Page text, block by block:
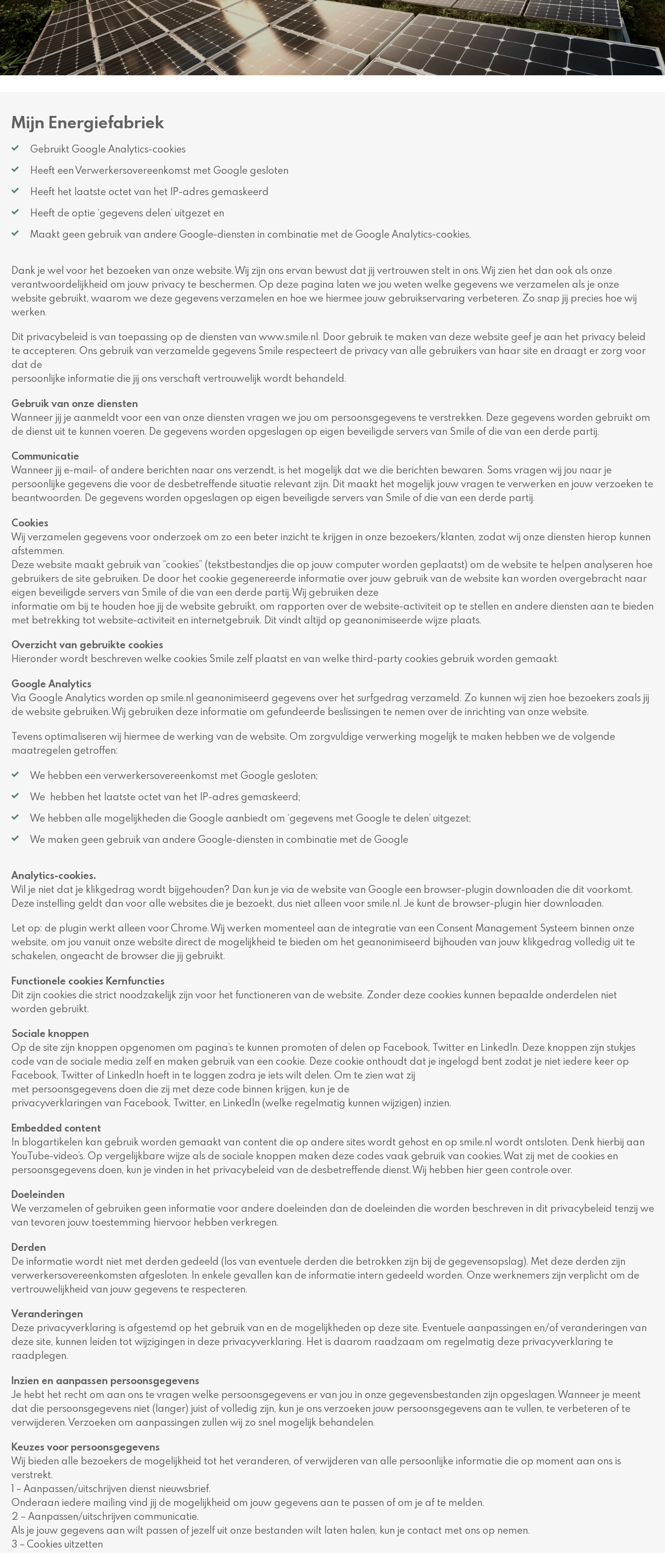
Mijn Energiefabriek
Gebruikt Google Analytics-cookies
Heeft een Verwerkersovereenkomst met Google gesloten
Heeft het laatste octet van het IP-adres gemaskeerd
Heeft de optie ‘gegevens delen’ uitgezet en
Maakt geen gebruik van andere Google-diensten in combinatie met de Google Analytics-cookies.
Dank je wel voor het bezoeken van onze website. Wij zijn ons ervan bewust dat jij vertrouwen stelt in ons. Wij zien het dan ook als onze
verantwoordelijkheid om jouw privacy te beschermen. Op deze pagina laten we jou weten welke gegevens we verzamelen als je onze
website gebruikt, waarom we deze gegevens verzamelen en hoe we hiermee jouw gebruikservaring verbeteren. Zo snap jij precies hoe wij
werken.
Dit privacybeleid is van toepassing op de diensten van www.smile.nl. Door gebruik te maken van deze website geef je aan het privacy beleid
te accepteren. Ons gebruik van verzamelde gegevens Smile respecteert de privacy van alle gebruikers van haar site en draagt er zorg voor
dat de
persoonlijke informatie die jij ons verschaft vertrouwelijk wordt behandeld.
Gebruik van onze diensten
Wanneer jij je aanmeldt voor een van onze diensten vragen we jou om persoonsgegevens te verstrekken. Deze gegevens worden gebruikt om
de dienst uit te kunnen voeren. De gegevens worden opgeslagen op eigen beveiligde servers van Smile of die van een derde partij.
Communicatie
Wanneer jij e-mail- of andere berichten naar ons verzendt, is het mogelijk dat we die berichten bewaren. Soms vragen wij jou naar je
persoonlijke gegevens die voor de desbetreffende situatie relevant zijn. Dit maakt het mogelijk jouw vragen te verwerken en jouw verzoeken te
beantwoorden. De gegevens worden opgeslagen op eigen beveiligde servers van Smile of die van een derde partij.
Cookies
Wij verzamelen gegevens voor onderzoek om zo een beter inzicht te krijgen in onze bezoekers/klanten, zodat wij onze diensten hierop kunnen
afstemmen.
Deze website maakt gebruik van “cookies” (tekstbestandjes die op jouw computer worden geplaatst) om de website te helpen analyseren hoe
gebruikers de site gebruiken. De door het cookie gegenereerde informatie over jouw gebruik van de website kan worden overgebracht naar
eigen beveiligde servers van Smile of die van een derde partij. Wij gebruiken deze
informatie om bij te houden hoe jij de website gebruikt, om rapporten over de website-activiteit op te stellen en andere diensten aan te bieden
met betrekking tot website-activiteit en internetgebruik. Dit vindt altijd op geanonimiseerde wijze plaats.
Overzicht van gebruikte cookies
Hieronder wordt beschreven welke cookies Smile zelf plaatst en van welke third-party cookies gebruik worden gemaakt.
Google Analytics
Via Google Analytics worden op smile.nl geanonimiseerd gegevens over het surfgedrag verzameld. Zo kunnen wij zien hoe bezoekers zoals jij
de website gebruiken. Wij gebruiken deze informatie om gefundeerde beslissingen te nemen over de inrichting van onze website.
Tevens optimaliseren wij hiermee de werking van de website. Om zorgvuldige verwerking mogelijk te maken hebben we de volgende
maatregelen getroffen:
We hebben een verwerkersovereenkomst met Google gesloten;
We hebben het laatste octet van het IP-adres gemaskeerd;
We hebben alle mogelijkheden die Google aanbiedt om ‘gegevens met Google te delen’ uitgezet;
We maken geen gebruik van andere Google-diensten in combinatie met de Google
Analytics-cookies.
Wil je niet dat je klikgedrag wordt bijgehouden? Dan kun je via de website van Google een browser-plugin downloaden die dit voorkomt.
Deze instelling geldt dan voor alle websites die je bezoekt, dus niet alleen voor smile.nl. Je kunt de browser-plugin hier downloaden.
Let op: de plugin werkt alleen voor Chrome. Wij werken momenteel aan de integratie van een Consent Management Systeem binnen onze
website, om jou vanuit onze website direct de mogelijkheid te bieden om het geanonimiseerd bijhouden van jouw klikgedrag volledig uit te
schakelen, ongeacht de browser die jij gebruikt.
Functionele cookies Kernfuncties
Dit zijn cookies die strict noodzakelijk zijn voor het functioneren van de website. Zonder deze cookies kunnen bepaalde onderdelen niet
worden gebruikt.
Sociale knoppen
Op de site zijn knoppen opgenomen om pagina’s te kunnen promoten of delen op Facebook, Twitter en LinkedIn. Deze knoppen zijn stukjes
code van de sociale media zelf en maken gebruik van een cookie. Deze cookie onthoudt dat je ingelogd bent zodat je niet iedere keer op
Facebook, Twitter of LinkedIn hoeft in te loggen zodra je iets wilt delen. Om te zien wat zij
met persoonsgegevens doen die zij met deze code binnen krijgen, kun je de
privacyverklaringen van Facebook, Twitter, en LinkedIn (welke regelmatig kunnen wijzigen) inzien.
Embedded content
In blogartikelen kan gebruik worden gemaakt van content die op andere sites wordt gehost en op smile.nl wordt ontsloten. Denk hierbij aan
YouTube-video’s. Op vergelijkbare wijze als de sociale knoppen maken deze codes vaak gebruik van cookies. Wat zij met de cookies en
persoonsgegevens doen, kun je vinden in het privacybeleid van de desbetreffende dienst. Wij hebben hier geen controle over.
Doeleinden
We verzamelen of gebruiken geen informatie voor andere doeleinden dan de doeleinden die worden beschreven in dit privacybeleid tenzij we
van tevoren jouw toestemming hiervoor hebben verkregen.
Derden
De informatie wordt niet met derden gedeeld (los van eventuele derden die betrokken zijn bij de gegevensopslag). Met deze derden zijn
verwerkersovereenkomsten afgesloten. In enkele gevallen kan de informatie intern gedeeld worden. Onze werknemers zijn verplicht om de
vertrouwelijkheid van jouw gegevens te respecteren.
Veranderingen
Deze privacyverklaring is afgestemd op het gebruik van en de mogelijkheden op deze site. Eventuele aanpassingen en/of veranderingen van
deze site, kunnen leiden tot wijzigingen in deze privacyverklaring. Het is daarom raadzaam om regelmatig deze privacyverklaring te
raadplegen.
Inzien en aanpassen persoonsgegevens
Je hebt het recht om aan ons te vragen welke persoonsgegevens er van jou in onze gegevensbestanden zijn opgeslagen. Wanneer je meent
dat die persoonsgegevens niet (langer) juist of volledig zijn, kun je ons verzoeken jouw persoonsgegevens aan te vullen, te verbeteren of te
verwijderen. Verzoeken om aanpassingen zullen wij zo snel mogelijk behandelen.
Keuzes voor persoonsgegevens
Wij bieden alle bezoekers de mogelijkheid tot het veranderen, of verwijderen van alle persoonlijke informatie die op moment aan ons is
verstrekt.
1 – Aanpassen/uitschrijven dienst nieuwsbrief.
Onderaan iedere mailing vind jij de mogelijkheid om jouw gegevens aan te passen of om je af te melden.
2 – Aanpassen/uitschrijven communicatie.
Als je jouw gegevens aan wilt passen of jezelf uit onze bestanden wilt laten halen, kun je contact met ons op nemen.
3 – Cookies uitzetten